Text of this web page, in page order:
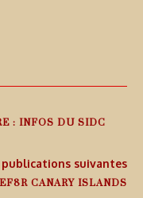
: INFOS DU SIDC
publications suivantes
EF8R CANARY ISLANDS